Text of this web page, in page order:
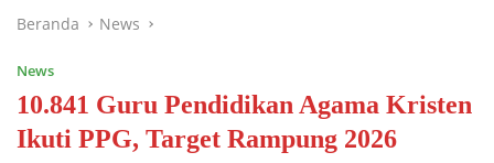
Beranda News
News
10.841 Guru Pendidikan Agama Kristen
Ikuti PPG, Target Rampung 2026